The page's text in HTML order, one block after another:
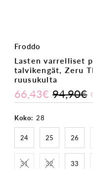
Froddo
Lasten varrelliset
talvikengät, Zeru
ruusukulta
66,43€ 94,90€
Koko: 28
24 25 26
31 32 33